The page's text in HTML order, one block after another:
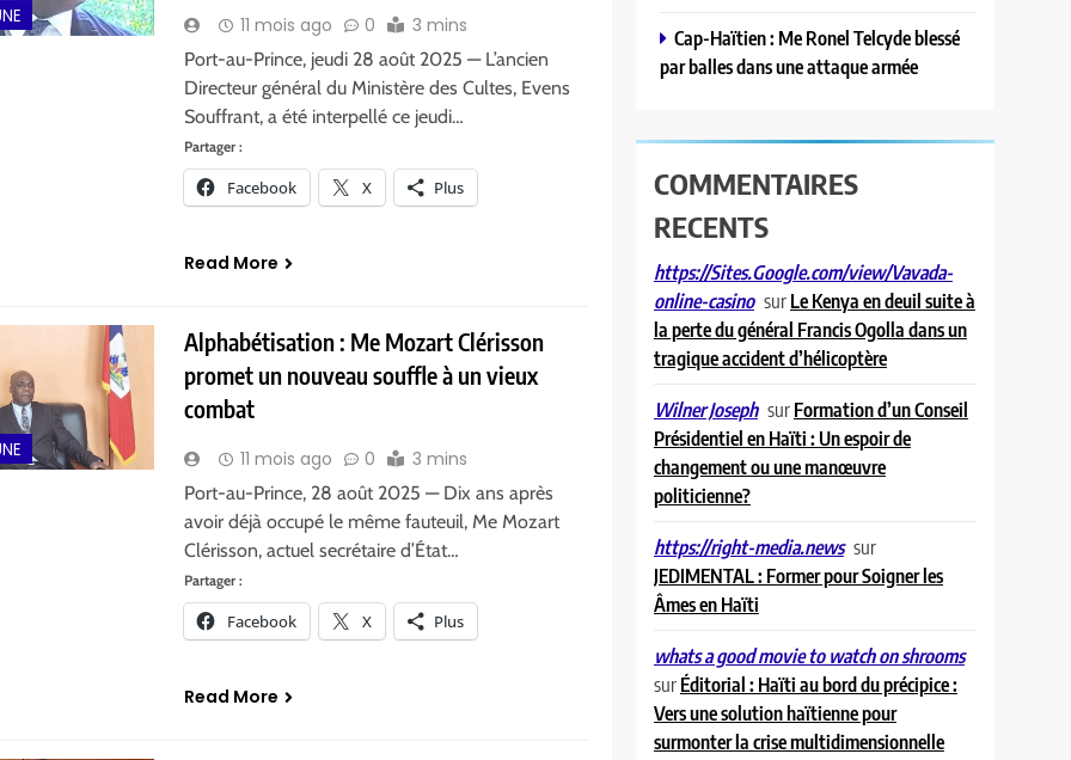
11 mois ago 0 3 mins
Port-au-Prince, jeudi 28 août 2025 — L’ancien
Directeur général du Ministère des Cultes, Evens
Souffrant, a été interpellé ce jeudi…
Partager :
Facebook X Plus
Read More
Alphabétisation : Me Mozart Clérisson
promet un nouveau souffle à un vieux
combat
11 mois ago 0 3 mins
Port-au-Prince, 28 août 2025 — Dix ans après
avoir déjà occupé le même fauteuil, Me Mozart
Clérisson, actuel secrétaire d’État…
Partager :
Facebook X Plus
Read More
Cap-Haïtien : Me Ronel Telcyde blessé
par balles dans une attaque armée
COMMENTAIRES
RECENTS
https://Sites.Google.com/view/Vavada-
online-casino surLe Kenya en deuil suite à
la perte du général Francis Ogolla dans un
tragique accident d’hélicoptère
Wilner Joseph surFormation d’un Conseil
Présidentiel en Haïti : Un espoir de
changement ou une manœuvre
politicienne?
https://right-media.news sur
JEDIMENTAL : Former pour Soigner les
Âmes en Haïti
whats a good movie to watch on shrooms
surÉditorial : Haïti au bord du précipice :
Vers une solution haïtienne pour
surmonter la crise multidimensionnelle